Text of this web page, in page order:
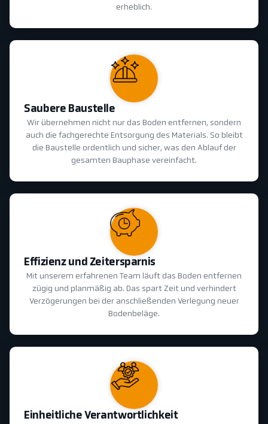
erheblich.
Saubere Baustelle
Wir übernehmen nicht nur das Boden entfernen, sondern
auch die fachgerechte Entsorgung des Materials. So bleibt
die Baustelle ordentlich und sicher, was den Ablauf der
gesamten Bauphase vereinfacht.
Effizienz und Zeitersparnis
Mit unserem erfahrenen Team läuft das Boden entfernen
zügig und planmäßig ab. Das spart Zeit und verhindert
Verzögerungen bei der anschließenden Verlegung neuer
Bodenbeläge.
Einheitliche Verantwortlichkeit